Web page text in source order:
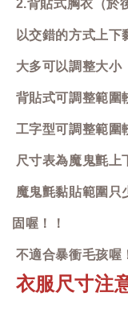
2.背貼式胸衣（於
以交錯的方式上下
大多可以調整大小
背貼式可調整範圍
工字型可調整範圍
尺寸表為魔鬼氈上
魔鬼氈黏貼範圍只
固喔！！
不適合暴衝毛孩喔
衣服尺寸注